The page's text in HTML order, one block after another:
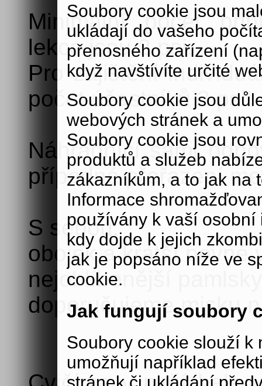
Soubory cookie jsou
ukládají do vašeho
přenosného zařízení
když navštívíte určité
Soubory cookie jsou
webových stránek a
Soubory cookie jsou
produktů a služeb
zákazníkům, a to jak na
Informace
používány k vaší
kdy dojde k jejich
jak je popsáno níže ve
cookie.
Jak fungují soubory
Soubory cookie slouží k
umožňují například
Minimální počet
lekce jsou 2 psi.
Pro zajištění
počet účastníků 3 psi!
Náhradníci sami
případné přeřazení
S sebou:
obojek a kratší pevné
nejoblíbenější
doporučujeme misku